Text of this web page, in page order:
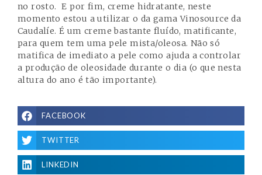
no rosto. E por fim, creme hidratante, neste
momento estou a utilizar o da gamaVinosource da
Caudalíe. É um creme bastante fluído, matificante,
para quem tem uma pele mista/oleosa. Não só
matifica de imediato a pele como ajuda a controlar
a produção de oleosidade durante o dia (o que nesta
altura do ano é tão importante).
FACEBOOK
TWITTER
LINKEDIN